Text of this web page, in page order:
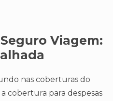
Viagem:
nas coberturas do
cobertura para despesas